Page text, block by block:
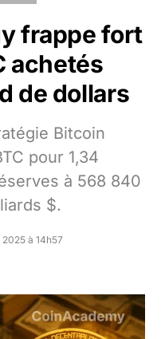
frappe fort
achetés
de dollars
Bitcoin
pour 1,34
à 568 840
$.
à 14h57